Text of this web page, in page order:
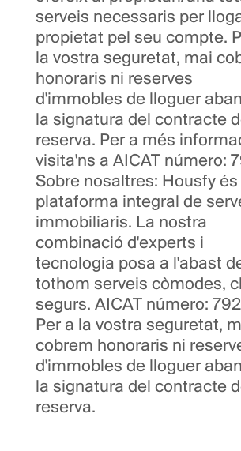
serveis necessaris per
propietat pel seu compte.
la vostra seguretat, mai
honoraris ni reserves
d'immobles de lloguer
la signatura del contracte
reserva. Per a més
visita'ns a AICAT número:
Sobre nosaltres: Housfy és
plataforma integral de
immobiliaris. La nostra
combinació d'experts i
tecnologia posa a l'abast
tothom serveis còmodes,
segurs. AICAT número:
Per a la vostra seguretat,
cobrem honoraris ni
d'immobles de lloguer
la signatura del contracte
reserva.